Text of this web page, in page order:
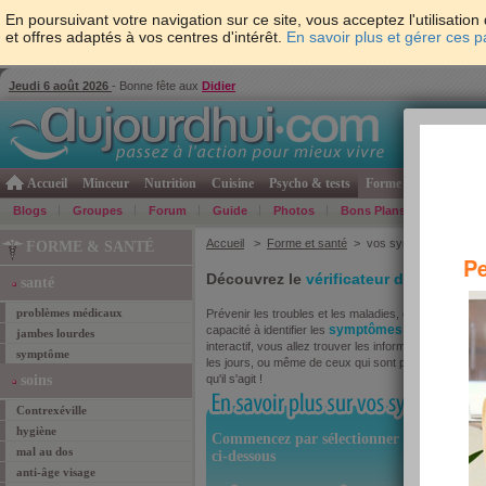
En poursuivant votre navigation sur ce site, vous acceptez
et offres adaptés à vos centres d'intérêt. En savoir plus et gérer ces
Jeudi 6 août 2026 - Bonne fête aux Didier
Accueil Minceur Nutrition Cuisine Psycho & tests Forme & santé
Blogs Groupes Forum Guide Photos Bons Plans
FORME & SANTÉ
santé
problèmes médicaux
jambes lourdes
symptôme
soins
Contrexéville
hygiène
mal au dos
anti-âge visage
Accueil > Forme et santé > vos symptômes
Découvrez le vérificateur de
Prévenir les troubles et les maladies, cela passe par
capacité à identifier les symptômes qui peuvent le
interactif, vous allez trouver les informations dont
les jours, ou même de ceux qui sont plus rares. Ici,
qu'il s'agit !